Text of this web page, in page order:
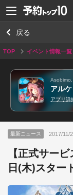
戻る
TOP イベント情報一覧
Asobimo,
アプリ詳
最新ニュース 2017/11/
【正式サー
日(木)スター